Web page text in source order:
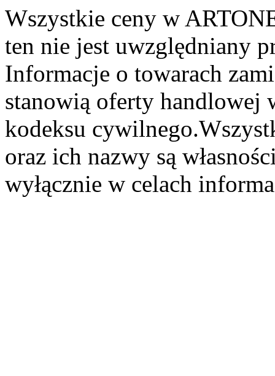
Wszystkie ceny w
ten nie jest uwzględniany
Informacje o towarach
stanowią oferty
kodeksu
oraz ich nazwy są
wyłącznie w celach